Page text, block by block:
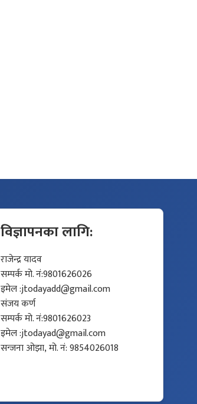
विज्ञापनका लागि:
राजेन्द्र यादव
सम्पर्क मो. नं:9801626026
इमेल :jtodayadd@gmail.com
संजय कर्ण
सम्पर्क मो. नं:9801626023
इमेल :jtodayad@gmail.com
सन्जना ओझा, मो. नं: 9854026018